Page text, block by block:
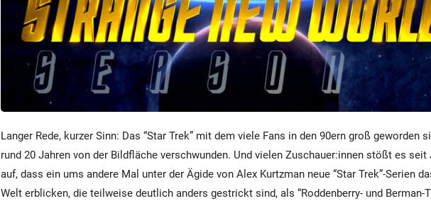
Langer Rede, kurzer Sinn: Das “Star Trek” mit dem viele Fans in den 90ern groß geworden
rund 20 Jahren von der Bildfläche verschwunden. Und vielen Zuschauer:innen stößt es seit
auf, dass ein ums andere Mal unter der Ägide von Alex Kurtzman neue “Star Trek”-Serien
Welt erblicken, die teilweise deutlich anders gestrickt sind, als “Roddenberry- und Berman-